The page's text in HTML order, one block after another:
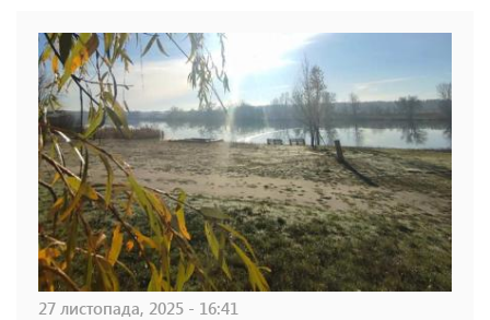
27 листопада, 2025 - 16:41